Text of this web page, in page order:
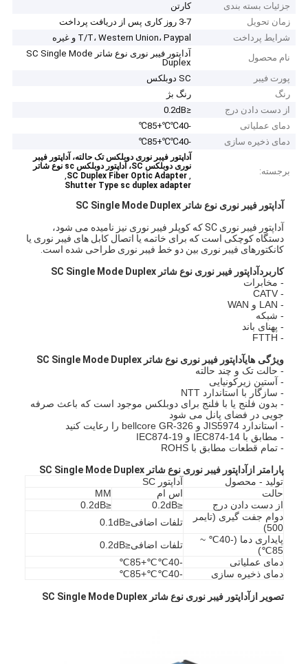
جزئیات بسته بندی
کارتن
زمان تحویل
3-7 روز کاری پس از دریافت پرداخت
شرایط پرداخت
T/T، Western Union، Paypal و غیره
نام محصول
آداپتور فیبر نوری نوع شاتر SC Single Mode
Duplex
پورت فیبر
SC دوبلکس
رنگ
رنگ بژ
از دست دادن درج
≤0.2dB
دمای عملیاتی
-40℃℃+85℃
دمای ذخیره سازی
-40℃℃+85℃
برجسته:
آداپتور فیبر نوری دوبلکس تک حالته، آداپتور فیبر
نوری دوبلکس SC، آداپتور دوبلکس sc نوع شاتر
,
SC Duplex Fiber Optic Adapter
,
Shutter Type sc duplex adapter
آداپتور فیبر نوری نوع شاتر SC Single Mode Duplex
آداپتور فیبر نوری SC که کوپلر فیبر نوری نیز نامیده می شود،
دستگاه کوچکی است که برای خاتمه یا اتصال کابل های فیبر نوری یا
کانکتورهای فیبر نوری بین دو خط فیبر نوری طراحی شده است.
کاربرد آداپتور فیبر نوری نوع شاتر SC Single Mode Duplex
- مخابرات
- CATV
- LAN و WAN
- شبکه
- پهنای باند
- FTTH
ویژگی هایآداپتور فیبر نوری نوع شاتر SC Single Mode Duplex
- حالت تک و چند حالته
- آستین زیرکونیایی
- سازگار با استاندارد NTT
- بدون فلنج یا با فلنج برای دوبلکس موجود است که باعث صرفه
جویی در فضای پانل می شود
- استاندارد JIS5974 و bellcore GR-326 را رعایت کنید
- مطابق با IEC874-14 و IEC874-19
- تمام قطعات مطابق با ROHS
پارامتر از آداپتور فیبر نوری نوع شاتر SC Single Mode Duplex
تولید - محصول
آداپتور SC
حالت
اس ام
MM
از دست دادن درج
≤0.2dB
≤0.2dB
دوام جفت گیری (تایمر
500)
تلفات اضافی≤0.1dB
پایداری دما (-40℃ ~
85℃)
تلفات اضافی≤0.2dB
دمای عملیاتی
-40℃℃+85℃
دمای ذخیره سازی
-40℃℃+85℃
تصویر از آداپتور فیبر نوری نوع شاتر SC Single Mode Duplex